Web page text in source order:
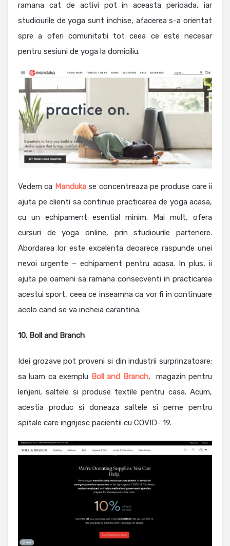
ramana cat de activi pot in aceasta perioada, iar
studiourile de yoga sunt inchise, afacerea s-a orientat
spre a oferi comunitatii tot ceea ce este necesar
pentru sesiuni de yoga la domiciliu.
Vedem ca Mandukase concentreaza pe produse care ii
ajuta pe clienti sa continue practicarea de yoga acasa,
cu un echipament esential minim. Mai mult, ofera
cursuri de yoga online, prin studiourile partenere.
Abordarea lor este excelenta deoarece raspunde unei
nevoi urgente – echipament pentru acasa. In plus, ii
ajuta pe oameni sa ramana consecventi in practicarea
acestui sport, ceea ce inseamna ca vor fi in continuare
acolo cand se va incheia carantina.
10. Boll and Branch
Idei grozave pot proveni si din industrii surprinzatoare:
sa luam ca exemplu Boll and Branch, magazin pentru
lenjerii, saltele si produse textile pentru casa. Acum,
acestia produc si doneaza saltele si perne pentru
spitale care ingrijesc pacientii cu COVID- 19.